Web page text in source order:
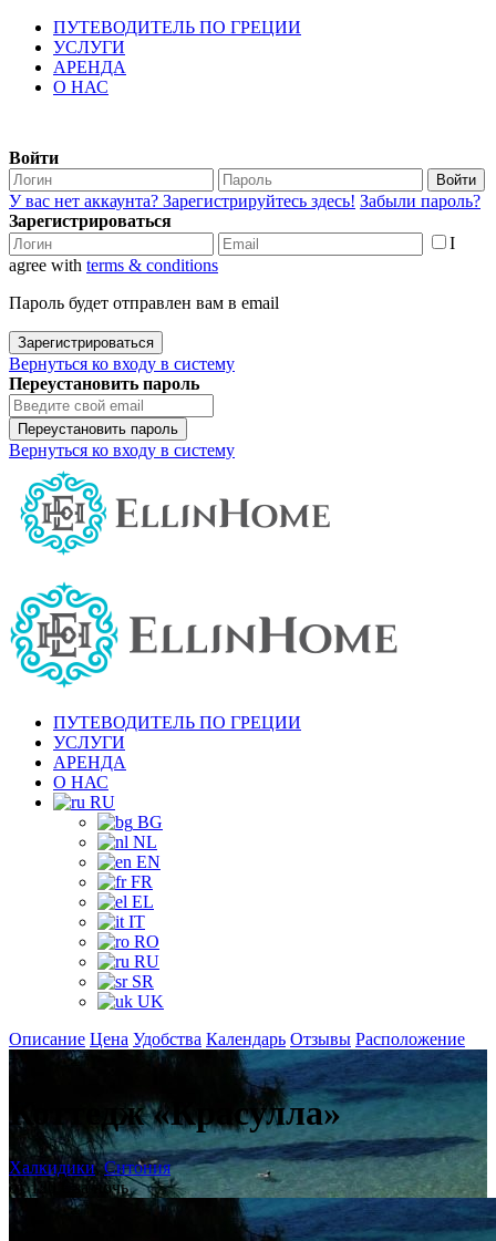
ПУТЕВОДИТЕЛЬ ПО ГРЕЦИИ
УСЛУГИ
АРЕНДА
О НАС
Войти
Войти
У вас нет аккаунта? Зарегистрируйтесь здесь! Забыли пароль?
Зарегистрироваться
I
agree with terms & conditions
Пароль будет отправлен вам в email
Зарегистрироваться
Вернуться ко входу в систему
Переустановить пароль
Переустановить пароль
Вернуться ко входу в систему
ПУТЕВОДИТЕЛЬ ПО ГРЕЦИИ
УСЛУГИ
АРЕНДА
О НАС
RU
BG
NL
EN
FR
EL
IT
RO
RU
SR
UK
Описание Цена Удобства Календарь Отзывы Расположение
+
Коттедж «Красулла»
Халкидики,Ситония
от 120 € за ночь